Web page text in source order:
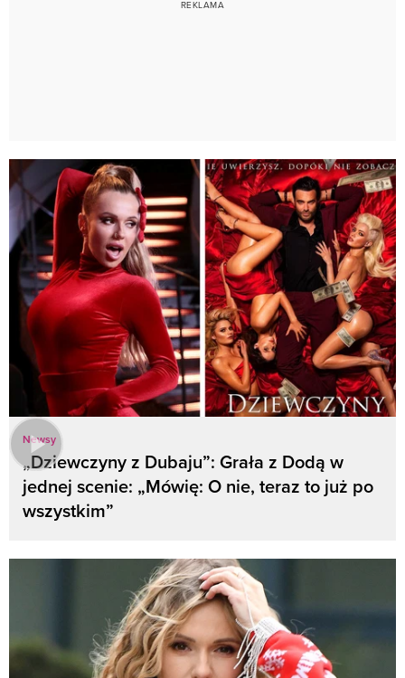
Newsy
„Dziewczyny z Dubaju”: Grała z Dodą w
jednej scenie: „Mówię: O nie, teraz to już po
wszystkim”